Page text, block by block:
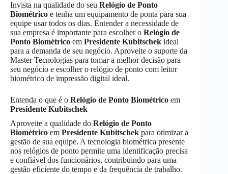
Invista na qualidade do seu Relógio de Ponto
Biométrico e tenha um equipamento de ponta para sua
equipe usar todos os dias. Entender a necessidade de
sua empresa é importante para escolher o Relógio de
Ponto Biométrico em Presidente Kubitschek ideal
para a demanda de seu negócio. Aproveite o suporte da
Master Tecnologias para tomar a melhor decisão para
seu negócio e escolher o relógio de ponto com leitor
biométrico de impressão digital ideal.
Entenda o que é o Relógio de Ponto Biométrico em
Presidente Kubitschek
Aproveite a qualidade do Relógio de Ponto
Biométrico em Presidente Kubitschek para otimizar a
gestão de sua equipe. A tecnologia biométrica presente
nos relógios de ponto permite uma identificação precisa
e confiável dos funcionários, contribuindo para uma
gestão eficiente do tempo e da frequência de trabalho.